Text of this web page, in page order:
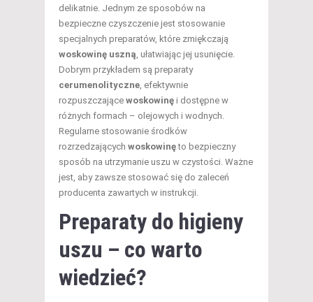
delikatnie. Jednym ze sposobów na
bezpieczne czyszczenie jest stosowanie
specjalnych preparatów, które zmiękczają
woskowinę uszną, ułatwiając jej usunięcie.
Dobrym przykładem są preparaty
cerumenolityczne, efektywnie
rozpuszczające woskowinę i dostępne w
różnych formach – olejowych i wodnych.
Regularne stosowanie środków
rozrzedzających woskowinęto bezpieczny
sposób na utrzymanie uszu w czystości. Ważne
jest, aby zawsze stosować się do zaleceń
producenta zawartych w instrukcji.
Preparaty do higieny
uszu – co warto
wiedzieć?